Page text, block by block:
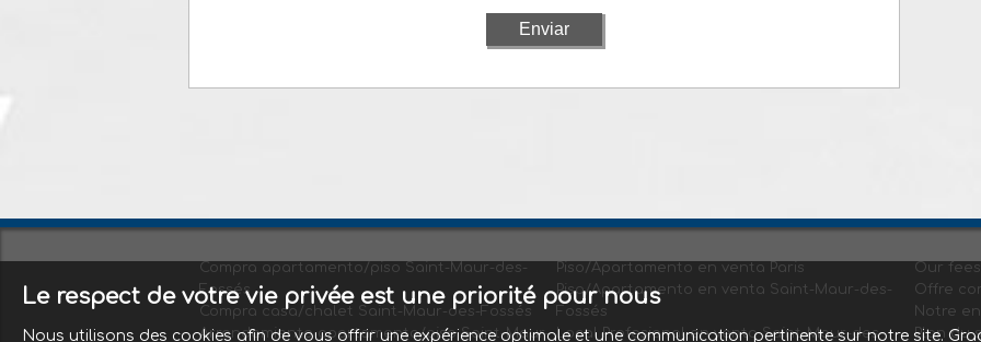
Compra apartamento/piso Saint-Maur-des-
Fossés
Compra casa/chalet Saint-Maur-des-Fossés
Arrendamiento apartamento/piso Saint-Maur-
Piso/Apartamento en venta Paris
Piso/Apartamento en venta Saint-Maur-des-
Fossés
Local Profesional en venta Saint-Maur-des-
Our fees
Offre
Notre
Plan du
Le respect de votre vie privée est une priorité pour nous
Nous utilisons des cookies afin de vous offrir une expérience optimale et une communication pertinente sur notre site.